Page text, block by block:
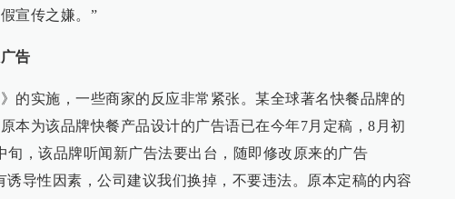
宣传之嫌。”
告
的实施，一些商家的反应非常紧张。某全球著名快餐品牌的
本为该品牌快餐产品设计的广告语已在今年7月定稿，8月初
旬，该品牌听闻新广告法要出台，随即修改原来的广告
诱导性因素，公司建议我们换掉，不要违法。原本定稿的内容